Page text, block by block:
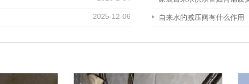
2025-12-06 自来水的减压阀有什么作用